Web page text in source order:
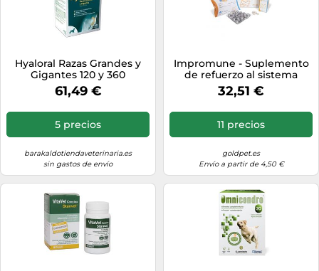
Hyaloral Razas Grandes y
Gigantes 120 y 360
comprimidos
61,49 €
5 precios
barakaldotiendaveterinaria.es
sin gastos de envío
Impromune - Suplemento
de refuerzo al sistema
inmunológico para perros y
gatos - Bioiberica -
Cantidad: 40 comprimidos
32,51 €
11 precios
goldpet.es
Envío a partir de 4,50 €